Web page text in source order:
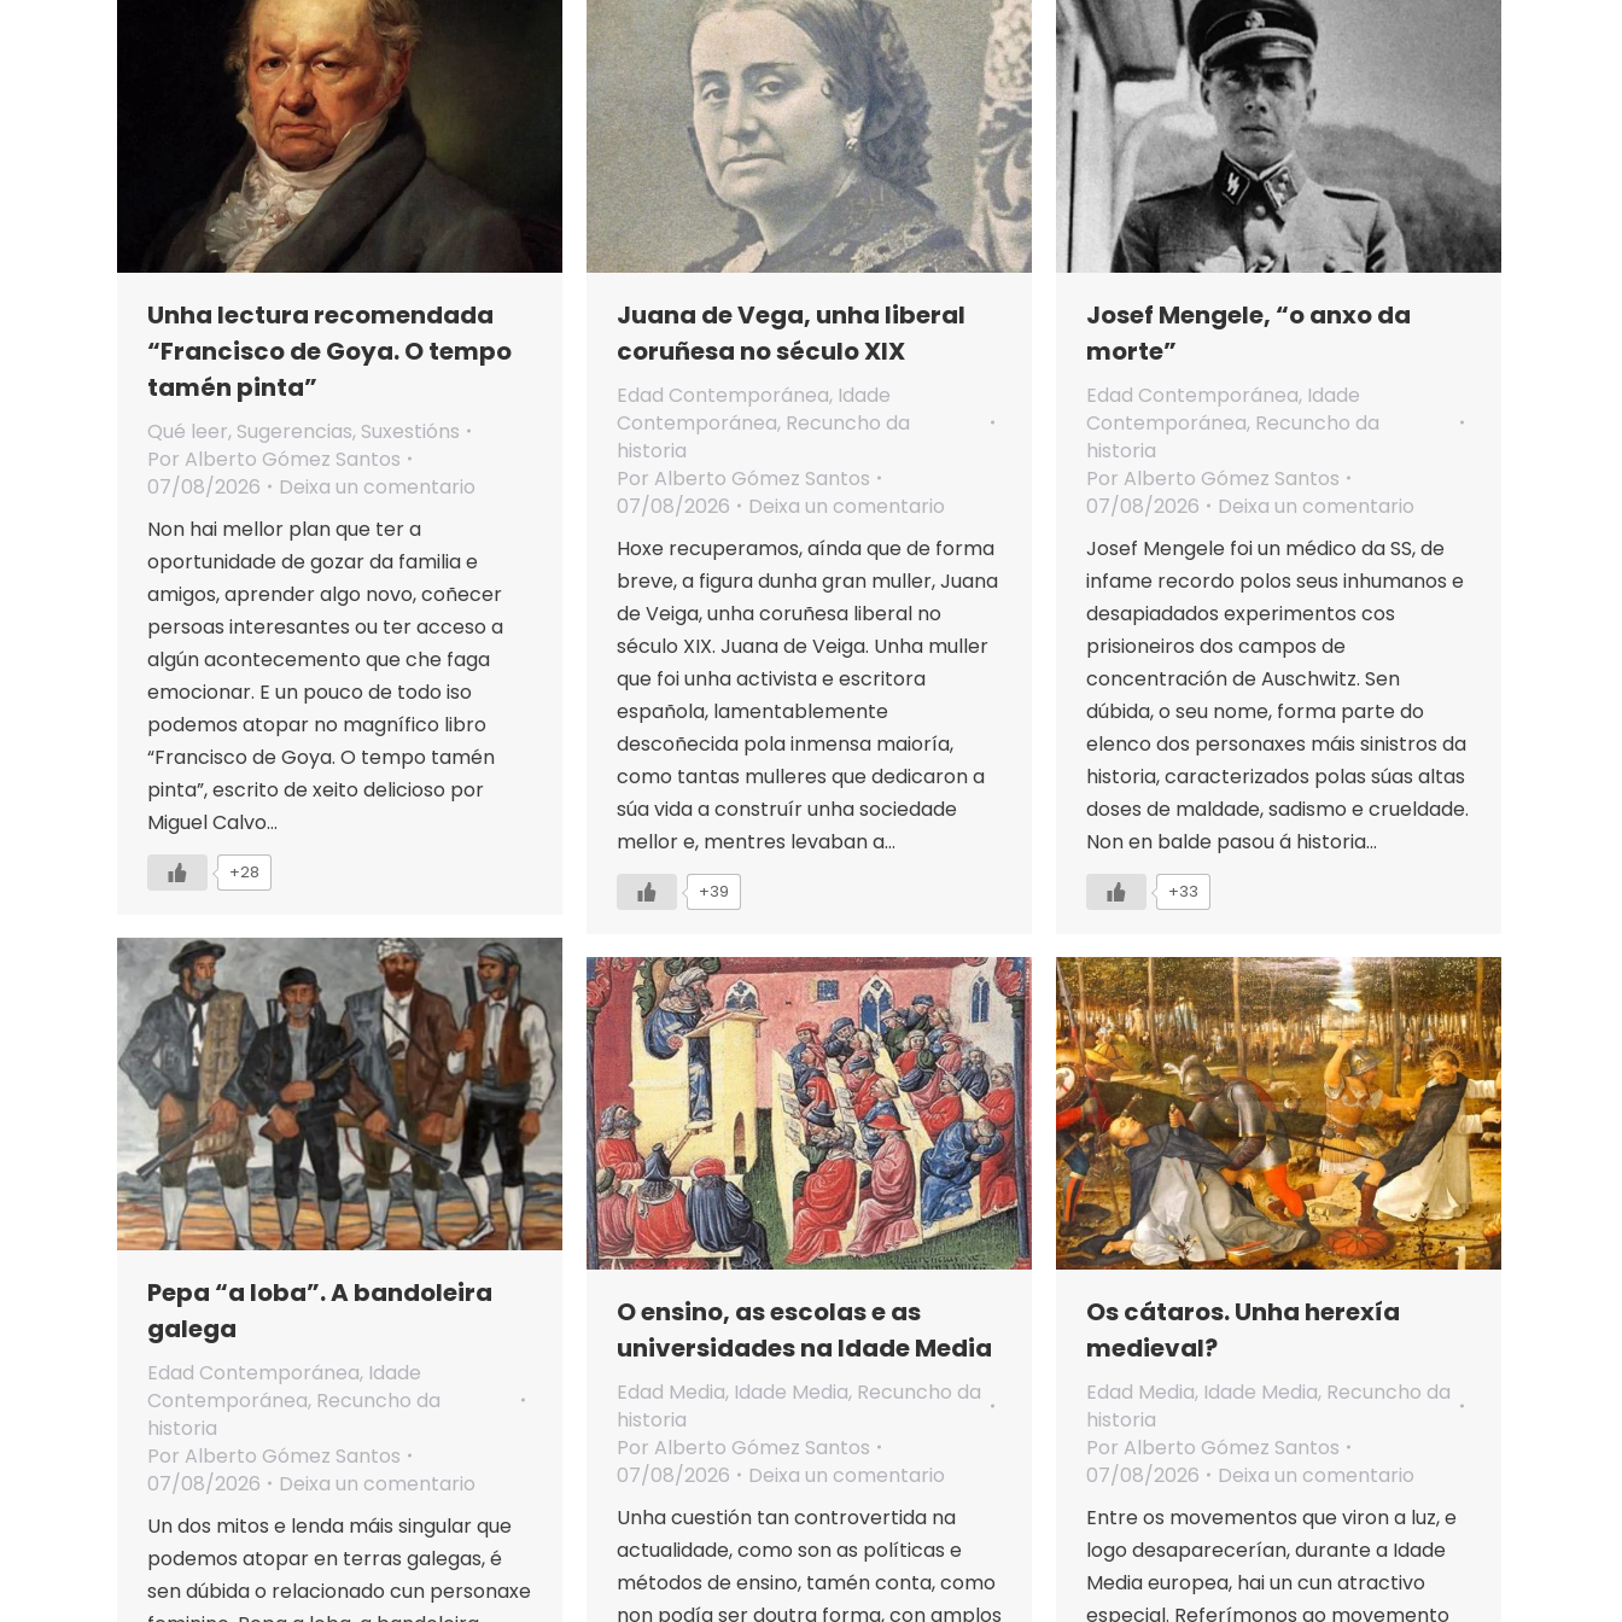
Unha lectura recomendada
“Francisco de Goya. O tempo
tamén pinta”
Qué leer, Sugerencias, Suxestións
Por Alberto Gómez Santos
07/08/2026
Deixa un comentario
Non hai mellor plan que ter a
oportunidade de gozar da familia e
amigos, aprender algo novo, coñecer
persoas interesantes ou ter acceso a
algún acontecemento que che faga
emocionar. E un pouco de todo iso
podemos atopar no magnífico libro
“Francisco de Goya. O tempo tamén
pinta”, escrito de xeito delicioso por
Miguel Calvo…
+28
Juana de Vega, unha liberal
coruñesa no século XIX
Edad Contemporánea, Idade
Contemporánea, Recuncho da
historia
Por Alberto Gómez Santos
07/08/2026
Deixa un comentario
Hoxe recuperamos, aínda que de forma
breve, a figura dunha gran muller, Juana
de Veiga, unha coruñesa liberal no
século XIX. Juana de Veiga. Unha muller
que foi unha activista e escritora
española, lamentablemente
descoñecida pola inmensa maioría,
como tantas mulleres que dedicaron a
súa vida a construír unha sociedade
mellor e, mentres levaban a…
+39
Josef Mengele, “o anxo da
morte”
Edad Contemporánea, Idade
Contemporánea, Recuncho da
historia
Por Alberto Gómez Santos
07/08/2026
Deixa un comentario
Josef Mengele foi un médico da SS, de
infame recordo polos seus inhumanos e
desapiadados experimentos cos
prisioneiros dos campos de
concentración de Auschwitz. Sen
dúbida, o seu nome, forma parte do
elenco dos personaxes máis sinistros da
historia, caracterizados polas súas altas
doses de maldade, sadismo e crueldade.
Non en balde pasou á historia…
+33
Pepa “a loba”. A bandoleira
galega
Edad Contemporánea, Idade
Contemporánea, Recuncho da
historia
Por Alberto Gómez Santos
07/08/2026
Deixa un comentario
Un dos mitos e lenda máis singular que
podemos atopar en terras galegas, é
sen dúbida o relacionado cun personaxe
O ensino, as escolas e as
universidades na Idade Media
Edad Media, Idade Media, Recuncho da
historia
Por Alberto Gómez Santos
07/08/2026
Deixa un comentario
Unha cuestión tan controvertida na
actualidade, como son as políticas e
métodos de ensino, tamén conta, como
non podía ser doutra forma, con amplos
Os cátaros. Unha herexía
medieval?
Edad Media, Idade Media, Recuncho da
historia
Por Alberto Gómez Santos
07/08/2026
Deixa un comentario
Entre os movementos que viron a luz, e
logo desaparecerían, durante a Idade
Media europea, hai un cun atractivo
especial. Referímonos ao movemento